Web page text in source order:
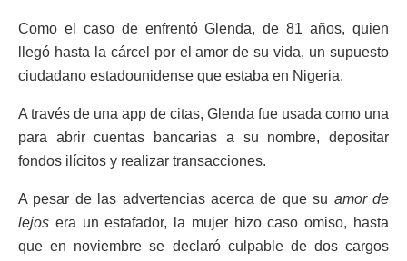
Como el caso de enfrentó Glenda, de 81 años, quien
llegó hasta la cárcel por el amor de su vida, un supuesto
ciudadano estadounidense que estaba en Nigeria.
A través de una app de citas, Glenda fue usada como una
para abrir cuentas bancarias a su nombre, depositar
fondos ilícitos y realizar transacciones.
A pesar de las advertencias acerca de que su amor de
lejos era un estafador, la mujer hizo caso omiso, hasta
que en noviembre se declaró culpable de dos cargos